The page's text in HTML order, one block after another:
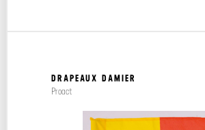
DRAPEAUX DAMIER
Proact